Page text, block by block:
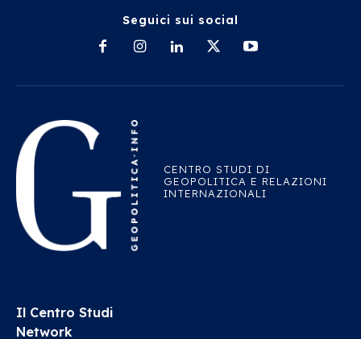
Seguici sui social
CENTRO STUDI DI
GEOPOLITICA E RELAZIONI
INTERNAZIONALI
Il Centro Studi
Network